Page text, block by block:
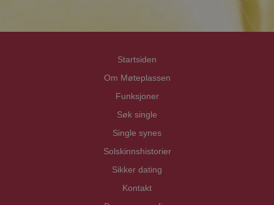
Startsiden
Om Møteplassen
Funksjoner
Søk single
Single synes
Solskinnshistorier
Sikker dating
Kontakt